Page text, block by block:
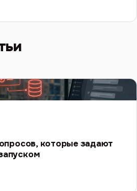
которые задают